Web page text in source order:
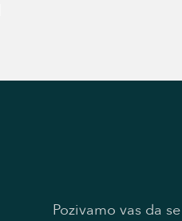
Pozivamo vas da